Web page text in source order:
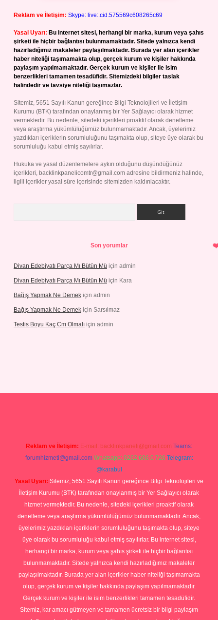
Reklam ve İletişim: Skype: live:.cid.575569c608265c69
Yasal Uyarı: Bu internet sitesi, herhangi bir marka, kurum veya şahıs
şirketi ile hiçbir bağlantısı bulunmamaktadır. Sitede yalnızca kendi
hazırladığımız makaleler paylaşılmaktadır. Burada yer alan içerikler
haber niteliği taşımamakta olup, gerçek kurum ve kişiler hakkında
paylaşım yapılmamaktadır. Gerçek kurum ve kişiler ile isim
benzerlikleri tamamen tesadüfidir. Sitemizdeki bilgiler taslak
halindedir ve tavsiye niteliği taşımazlar.
Sitemiz, 5651 Sayılı Kanun gereğince Bilgi Teknolojileri ve İletişim
Kurumu (BTK) tarafından onaylanmış bir Yer Sağlayıcı olarak hizmet
vermektedir. Bu nedenle, sitedeki içerikleri proaktif olarak denetleme
veya araştırma yükümlülüğümüz bulunmamaktadır. Ancak, üyelerimiz
yazdıkları içeriklerin sorumluluğunu taşımakta olup, siteye üye olarak bu
sorumluluğu kabul etmiş sayılırlar.
Hukuka ve yasal düzenlemelere aykırı olduğunu düşündüğünüz
içerikleri, backlinkpanelicomtr@gmail.com adresine bildirmeniz halinde,
ilgili içerikler yasal süre içerisinde sitemizden kaldırılacaktır.
Son yorumlar
Divan Edebiyatı Parça Mı Bütün Mü için admin
Divan Edebiyatı Parça Mı Bütün Mü için Kara
Bağış Yapmak Ne Demek için admin
Bağış Yapmak Ne Demek için Sarsılmaz
Testis Boyu Kaç Cm Olmalı için admin
Reklam ve İletişim: E-mail: backlinkpaneli@gmail.com Teams:
forumhizmeti@gmail.com Whatsapp: 0262 606 0 726 Telegram:
@karabul
Yasal Uyarı: Sitemiz, 5651 Sayılı Kanun gereğince Bilgi Teknolojileri ve
İletişim Kurumu (BTK) tarafından onaylanmış bir Yer Sağlayıcı olarak
hizmet vermektedir. Bu nedenle, sitedeki içerikleri proaktif olarak
denetleme veya araştırma yükümlülüğümüz bulunmamaktadır. Ancak,
üyelerimiz yazdıkları içeriklerin sorumluluğunu taşımakta olup, siteye
üye olarak bu sorumluluğu kabul etmiş sayılırlar. Bu internet sitesi,
herhangi bir marka, kurum veya şahıs şirketi ile hiçbir bağlantısı
bulunmamaktadır. Sitede yalnızca kendi hazırladığımız makaleler
paylaşılmaktadır. Burada yer alan içerikler haber niteliği taşımamakta
olup, gerçek kurum ve kişiler hakkında paylaşım yapılmamaktadır.
Gerçek kurum ve kişiler ile isim benzerlikleri tamamen tesadüfidir.
Sitemiz, kar amacı gütmeyen ve tamamen ücretsiz bir bilgi paylaşım